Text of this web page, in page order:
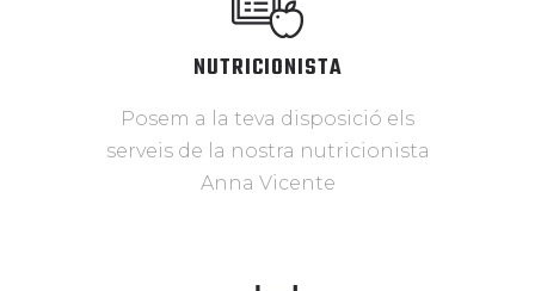
NUTRICIONISTA
Posem a la teva disposició els
serveis de la nostra nutricionista
Anna Vicente